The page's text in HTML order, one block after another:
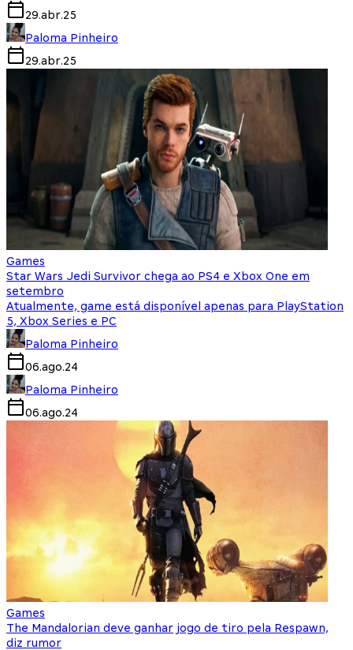
29.abr.25
Paloma Pinheiro
29.abr.25
Games
Star Wars Jedi Survivor chega ao PS4 e Xbox One em
setembro
Atualmente, game está disponível apenas para PlayStation
5, Xbox Series e PC
Paloma Pinheiro
06.ago.24
Paloma Pinheiro
06.ago.24
Games
The Mandalorian deve ganhar jogo de tiro pela Respawn,
diz rumor